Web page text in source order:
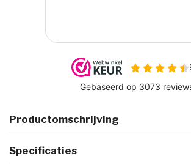
Productomschrijving
Specificaties